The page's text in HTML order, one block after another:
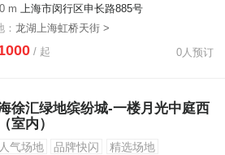
m
上海市闵行区申长路885号
龙湖上海虹桥天街 >
/ 起 0人预订
海徐汇绿地缤纷城-一楼月光中庭西
室内）
气场地 品牌快闪 精选场地